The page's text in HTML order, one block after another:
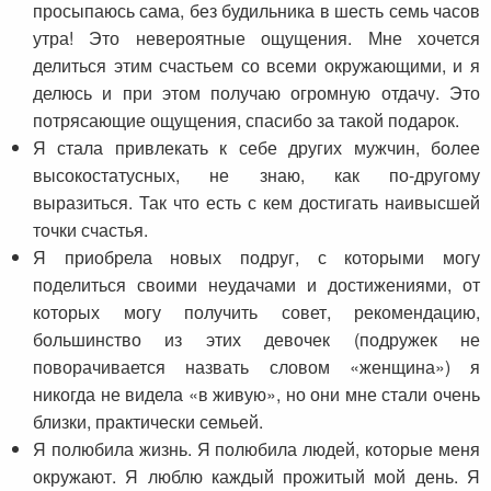
просыпаюсь сама, без будильника в шесть семь часов
утра! Это невероятные ощущения. Мне хочется
делиться этим счастьем со всеми окружающими, и я
делюсь и при этом получаю огромную отдачу. Это
потрясающие ощущения, спасибо за такой подарок.
Я стала привлекать к себе других мужчин, более
высокостатусных, не знаю, как по-другому
выразиться. Так что есть с кем достигать наивысшей
точки счастья.
Я приобрела новых подруг, с которыми могу
поделиться своими неудачами и достижениями, от
которых могу получить совет, рекомендацию,
большинство из этих девочек (подружек не
поворачивается назвать словом «женщина») я
никогда не видела «в живую», но они мне стали очень
близки, практически семьей.
Я полюбила жизнь. Я полюбила людей, которые меня
окружают. Я люблю каждый прожитый мой день. Я